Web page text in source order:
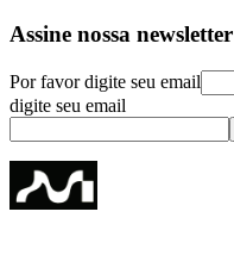
Assine nossa newsletter
Por favor digite seu email
digite seu email